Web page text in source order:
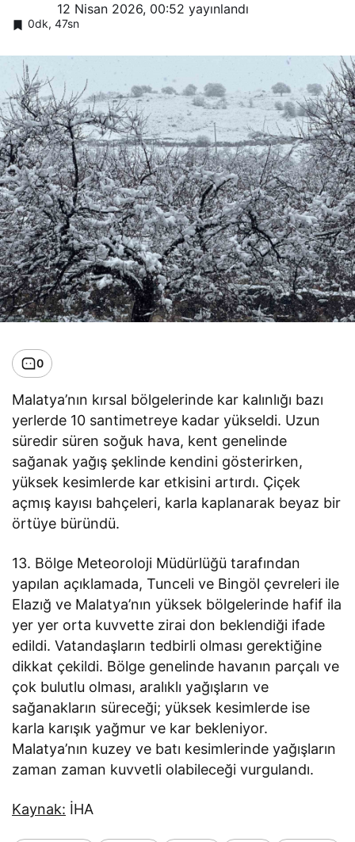
12 Nisan 2026, 00:52 yayınlandı
0dk, 47sn
0
Malatya’nın kırsal bölgelerinde kar kalınlığı bazı
yerlerde 10 santimetreye kadar yükseldi. Uzun
süredir süren soğuk hava, kent genelinde
sağanak yağış şeklinde kendini gösterirken,
yüksek kesimlerde kar etkisini artırdı. Çiçek
açmış kayısı bahçeleri, karla kaplanarak beyaz bir
örtüye büründü.
13. Bölge Meteoroloji Müdürlüğü tarafından
yapılan açıklamada, Tunceli ve Bingöl çevreleri ile
Elazığ ve Malatya’nın yüksek bölgelerinde hafif ila
yer yer orta kuvvette zirai don beklendiği ifade
edildi. Vatandaşların tedbirli olması gerektiğine
dikkat çekildi. Bölge genelinde havanın parçalı ve
çok bulutlu olması, aralıklı yağışların ve
sağanakların süreceği; yüksek kesimlerde ise
karla karışık yağmur ve kar bekleniyor.
Malatya’nın kuzey ve batı kesimlerinde yağışların
zaman zaman kuvvetli olabileceği vurgulandı.
Kaynak: İHA